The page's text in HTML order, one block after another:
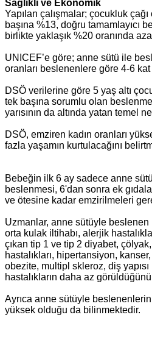
Sağlıklı ve Ekonomik
Yapılan çalışmalar; çocukluk
başına %13, doğru tamamlayıcı
birlikte yaklaşık %20 oranında
UNICEF’e göre; anne sütü ile
oranları beslenenlere göre 4-6
DSÖ verilerine göre 5 yaş altı
tek başına sorumlu olan
yarısının da altında yatan temel
DSÖ, emziren kadın oranları
fazla yaşamın kurtulacağını
Bebeğin ilk 6 ay sadece anne
beslenmesi, 6'dan sonra ek
ve ötesine kadar emzirilmeleri
Uzmanlar, anne sütüyle
orta kulak iltihabı, alerjik
çıkan tip 1 ve tip 2 diyabet,
hastalıkları, hipertansiyon,
obezite, multipl skleroz, diş yapısı
hastalıkların daha az
Ayrıca anne sütüyle beslenenlerin
yüksek olduğu da bilinmektedir.